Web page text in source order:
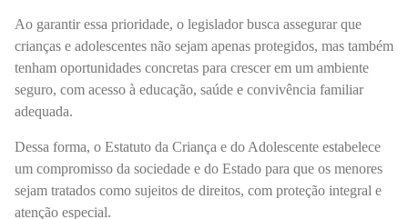
Ao garantir essa prioridade, o legislador busca assegurar que
crianças e adolescentes não sejam apenas protegidos, mas também
tenham oportunidades concretas para crescer em um ambiente
seguro, com acesso à educação, saúde e convivência familiar
adequada.
Dessa forma, o Estatuto da Criança e do Adolescente estabelece
um compromisso da sociedade e do Estado para que os menores
sejam tratados como sujeitos de direitos, com proteção integral e
atenção especial.